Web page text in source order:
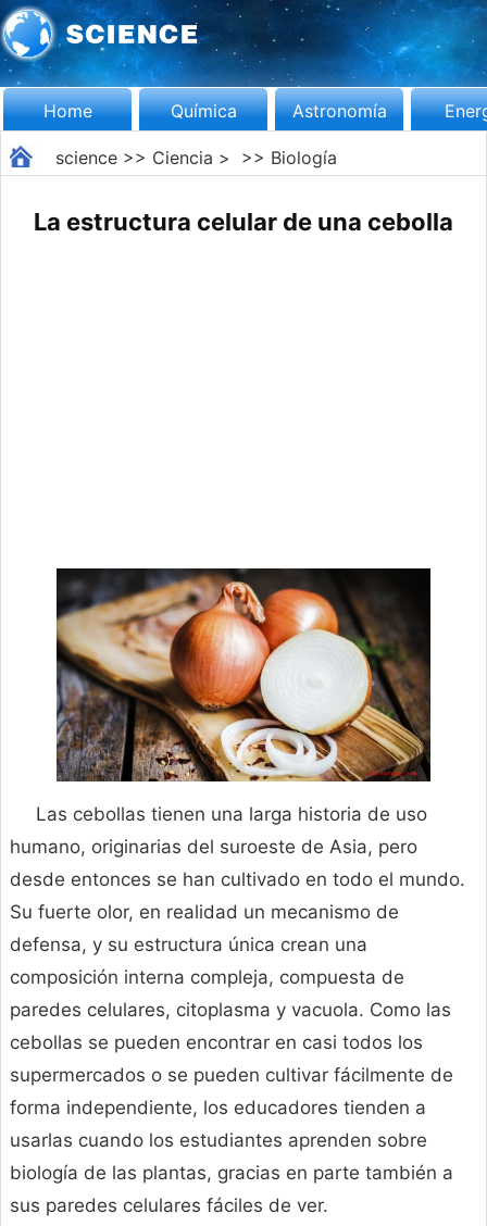
Home Química Astronomía
science>> Ciencia > >> Biología
La estructura celular de una cebolla
Las cebollas tienen una larga historia de uso
humano, originarias del suroeste de Asia, pero
desde entonces se han cultivado en todo el mundo.
Su fuerte olor, en realidad un mecanismo de
defensa, y su estructura única crean una
composición interna compleja, compuesta de
paredes celulares, citoplasma y vacuola. Como las
cebollas se pueden encontrar en casi todos los
supermercados o se pueden cultivar fácilmente de
forma independiente, los educadores tienden a
usarlas cuando los estudiantes aprenden sobre
biología de las plantas, gracias en parte también a
sus paredes celulares fáciles de ver.